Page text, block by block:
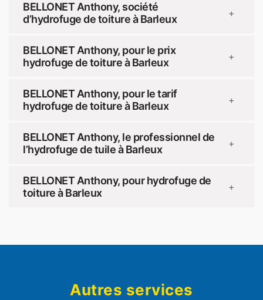
BELLONET Anthony, société
d’hydrofuge de toiture à Barleux
+
BELLONET Anthony, pour le prix
hydrofuge de toiture à Barleux
+
BELLONET Anthony, pour le tarif
hydrofuge de toiture à Barleux
+
BELLONET Anthony, le professionnel de
l’hydrofuge de tuile à Barleux
+
BELLONET Anthony, pour hydrofuge de
toiture à Barleux
+
Autres services